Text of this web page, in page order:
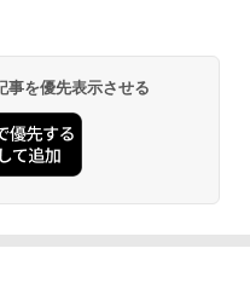
事を優先表示させる